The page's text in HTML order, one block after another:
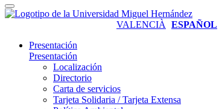
VALENCIÀ ESPAÑOL
Presentación
Presentación
Localización
Directorio
Carta de servicios
Tarjeta Solidaria / Tarjeta Extensa